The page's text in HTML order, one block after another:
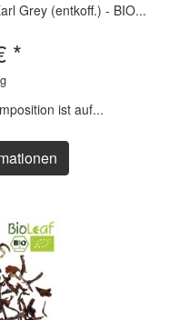
Grey (entkoff.) - BIO...
*
ist auf...